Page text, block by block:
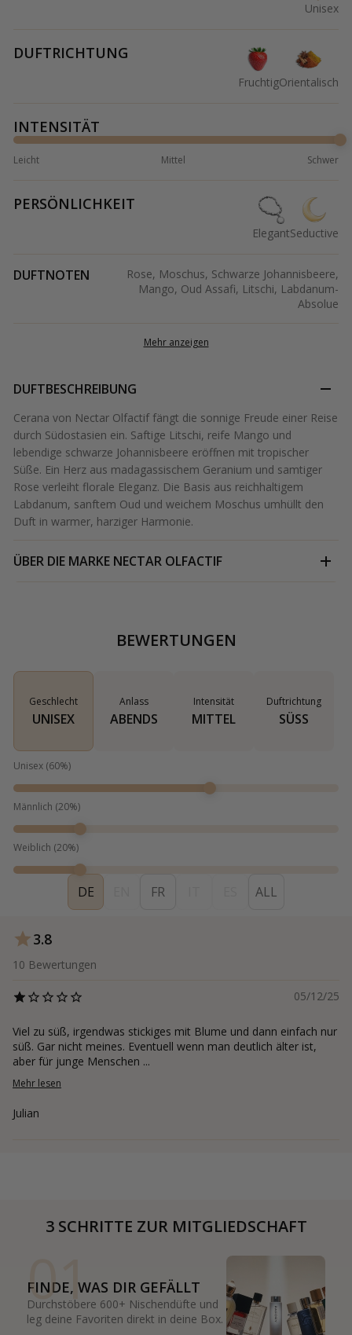
Unisex
DUFTRICHTUNG
FruchtigOrientalisch
INTENSITÄT
Leicht Mittel Schwer
PERSÖNLICHKEIT
ElegantSeductive
DUFTNOTEN
Rose, Moschus, Schwarze Johannisbeere,
Mango, Oud Assafi, Litschi, Labdanum-
Absolue
Mehr anzeigen
DUFTBESCHREIBUNG
Cerana von Nectar Olfactif fängt die sonnige Freude einer Reise
durch Südostasien ein. Saftige Litschi, reife Mango und
lebendige schwarze Johannisbeere eröffnen mit tropischer
Süße. Ein Herz aus madagassischem Geranium und samtiger
Rose verleiht florale Eleganz. Die Basis aus reichhaltigem
Labdanum, sanftem Oud und weichem Moschus umhüllt den
Duft in warmer, harziger Harmonie.
ÜBER DIE MARKE NECTAR OLFACTIF
BEWERTUNGEN
Geschlecht
UNISEX
Anlass
ABENDS
Intensität
MITTEL
Duftrichtung
SÜSS
Unisex (60%)
Männlich (20%)
Weiblich (20%)
DE FR ALL
3.8
10 Bewertungen
05/12/25
Viel zu süß, irgendwas stickiges mit Blume und dann einfach nur
süß. Gar nicht meines. Eventuell wenn man deutlich älter ist,
aber für junge Menschen ...
Mehr lesen
Julian
3 SCHRITTE ZUR MITGLIEDSCHAFT
01
FINDE, WAS DIR GEFÄLLT
Durchstöbere 600+ Nischendüfte und
leg deine Favoriten direkt in deine Box.